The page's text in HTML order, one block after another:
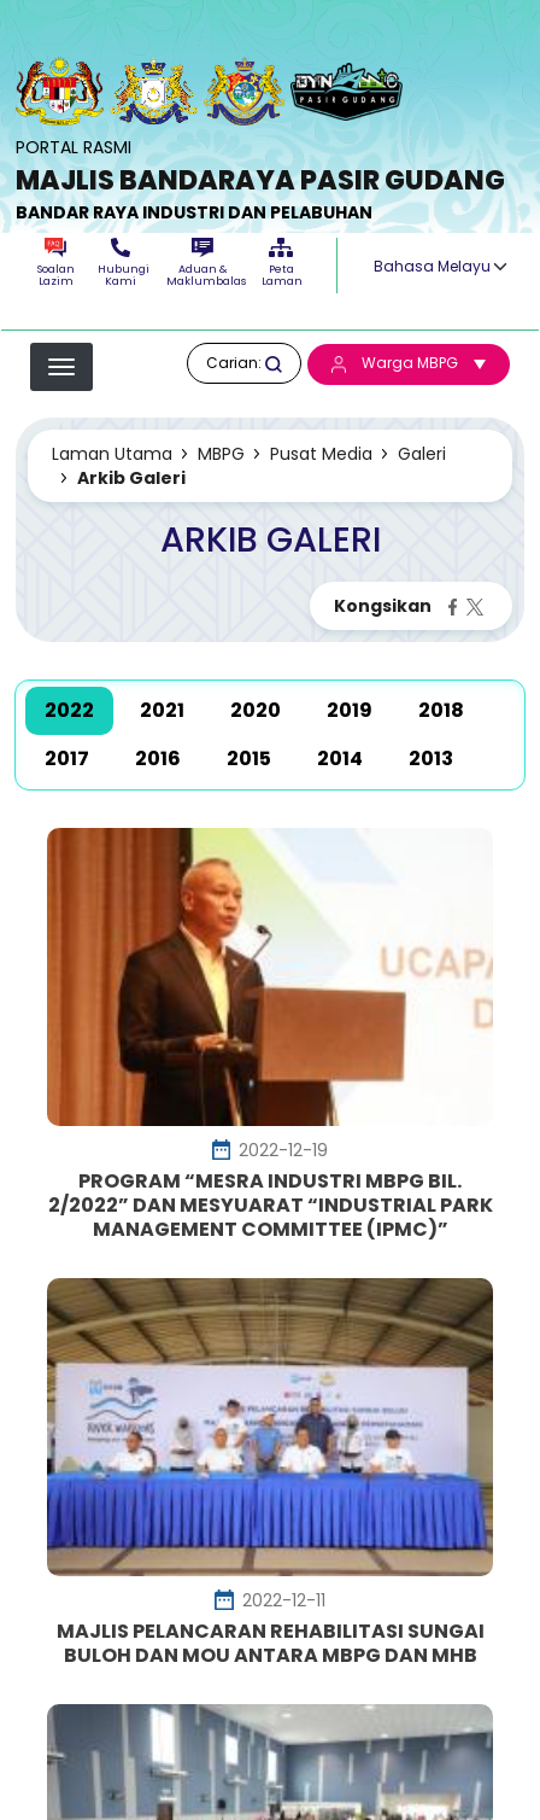
PORTAL RASMI
MAJLIS BANDARAYA PASIR GUDANG
BANDAR RAYA INDUSTRI DAN PELABUHAN
Soalan
Lazim
Hubungi
Kami
Aduan &
Maklumbalas
Peta
Laman
Select your
Carian: Warga MBPG
Laman Utama MBPG Pusat Media
Galeri
Arkib Galeri
ARKIB GALERI
2022 2021 2020 2019
2018
2017
2016 2015 2014 2013
2022-12-19
PROGRAM “MESRA INDUSTRI MBPG BIL.
2/2022” DAN MESYUARAT “INDUSTRIAL PARK
MANAGEMENT COMMITTEE (IPMC)”
2022-12-11
MAJLIS PELANCARAN REHABILITASI SUNGAI
BULOH DAN MOU ANTARA MBPG DAN MHB